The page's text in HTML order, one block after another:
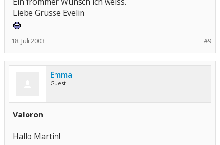
Liebe Grüsse Evelin
#9
18. Juli 2003
Emma
Guest
Valoron
Hallo Martin!